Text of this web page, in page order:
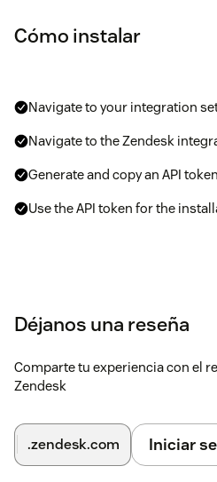
Cómo instalar
Navigate to your integration
Navigate to the Zendesk
Generate and copy an API token
Use the API token for the
Déjanos una reseña
Comparte tu experiencia con el
Zendesk
.zendesk.com Iniciar